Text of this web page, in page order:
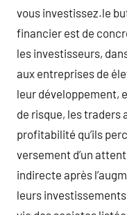
vous investissez.le
financier est de
les investisseurs,
aux entreprises de
leur développement,
de risque, les
profitabilité qu’ils
versement d’un
indirecte après
leurs